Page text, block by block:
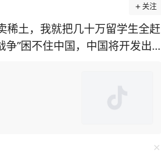
关注
稀土，我就把几十万留学生全赶
”困不住中国，中国将开发出自